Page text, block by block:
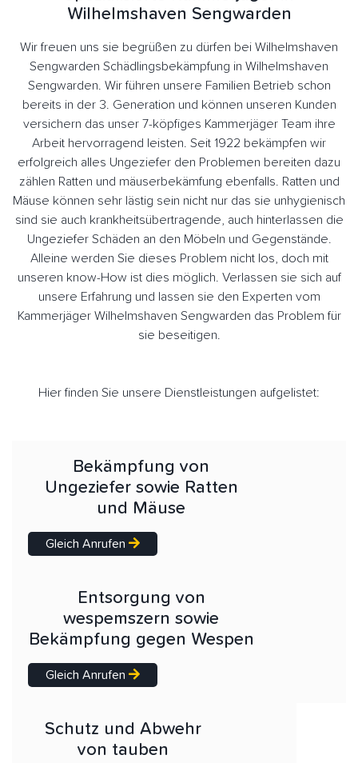
Wilhelmshaven Sengwarden
Wir freuen uns sie begrüßen zu dürfen bei Wilhelmshaven
Sengwarden Schädlingsbekämpfung in Wilhelmshaven
Sengwarden. Wir führen unsere Familien Betrieb schon
bereits in der 3. Generation und können unseren Kunden
versichern das unser 7-köpfiges Kammerjäger Team ihre
Arbeit hervorragend leisten. Seit 1922 bekämpfen wir
erfolgreich alles Ungeziefer den Problemen bereiten dazu
zählen Ratten und mäuserbekämfung ebenfalls. Ratten und
Mäuse können sehr lästig sein nicht nur das sie unhygienisch
sind sie auch krankheitsübertragende, auch hinterlassen die
Ungeziefer Schäden an den Möbeln und Gegenstände.
Alleine werden Sie dieses Problem nicht los, doch mit
unseren know-How ist dies möglich. Verlassen sie sich auf
unsere Erfahrung und lassen sie den Experten vom
Kammerjäger Wilhelmshaven Sengwarden das Problem für
sie beseitigen.
Hier finden Sie unsere Dienstleistungen aufgelistet:
Bekämpfung von
Ungeziefer sowie Ratten
und Mäuse
Gleich Anrufen
Entsorgung von
wespemszern sowie
Bekämpfung gegen Wespen
Gleich Anrufen
Schutz und Abwehr
von tauben